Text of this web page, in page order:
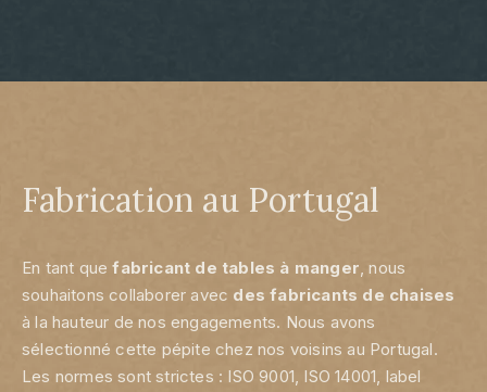
Fabrication au Portugal
En tant quefabricant de tables à manger, nous
souhaitons collaborer avec desfabricants de chaises
à la hauteur de nos engagements. Nous avons
sélectionné cette pépite chez nos voisins au Portugal.
Les normes sont strictes : ISO 9001, ISO 14001, label